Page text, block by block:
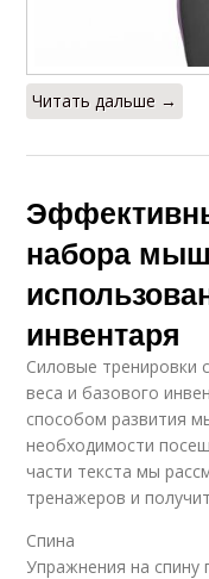
Читать дальше →
набора
инвентаря
Силовые тренировки
веса и базового
способом развития
необходимости
части текста мы
тренажеров и
Спина
Упражнения на